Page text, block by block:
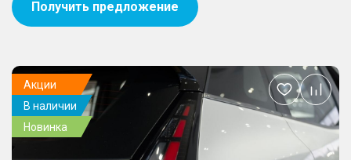
Получить предложение
Акции
В наличии
Новинка
Добавить
в
избранное